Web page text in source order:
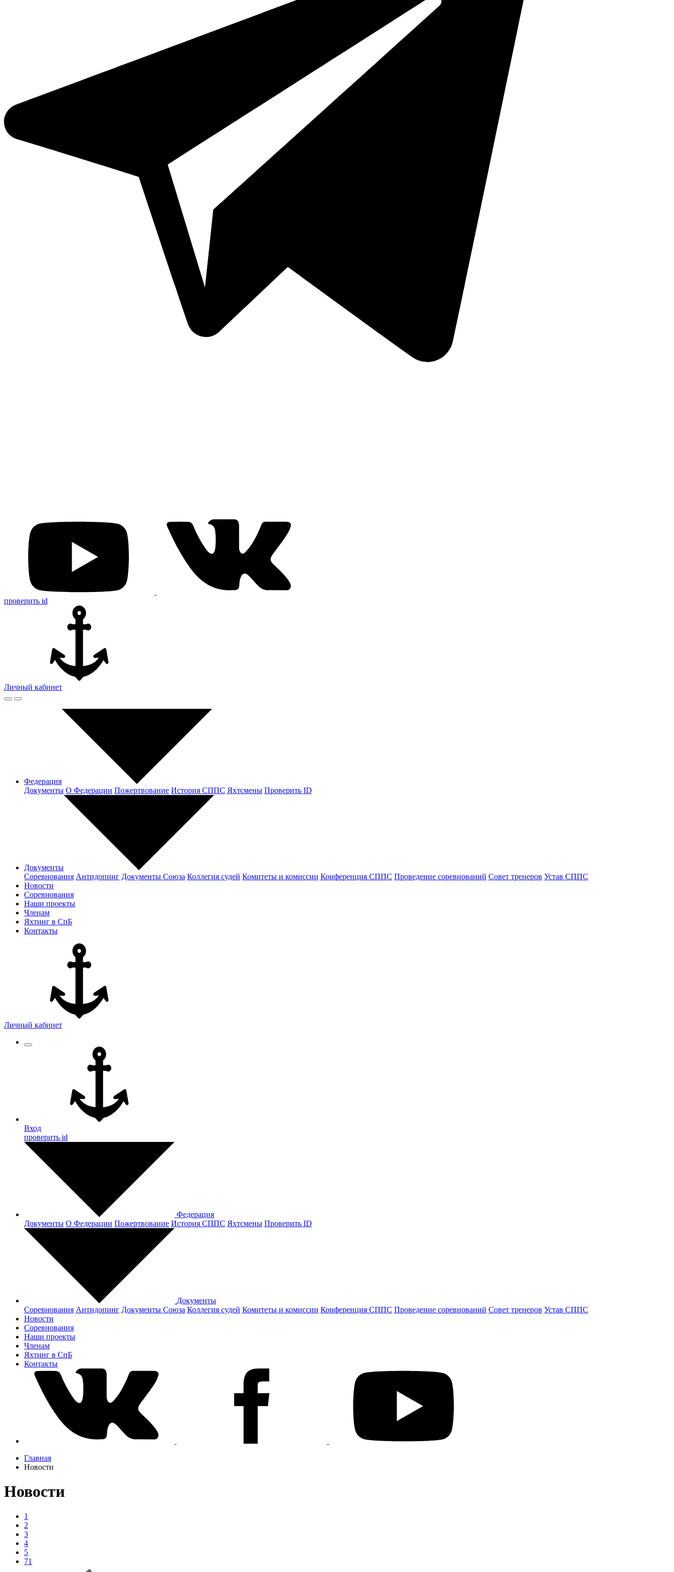
проверить id
Личный кабинет
Федерация
Документы О Федерации Пожертвование История СППС Яхтсмены Проверить ID
Документы
Соревнования Антидопинг Документы Cоюза Коллегия судей Комитеты и комиссии Конференция СППС Проведение соревнований Совет тренеров Устав СППС
Новости
Соревнования
Наши проекты
Членам
Яхтинг в СпБ
Контакты
Личный кабинет
Вход
проверить id
Федерация
Документы О Федерации Пожертвование История СППС Яхтсмены Проверить ID
Документы
Соревнования Антидопинг Документы Cоюза Коллегия судей Комитеты и комиссии Конференция СППС Проведение соревнований Совет тренеров Устав СППС
Новости
Соревнования
Наши проекты
Членам
Яхтинг в СпБ
Контакты
Главная
Новости
Новости
1
2
3
4
5
71